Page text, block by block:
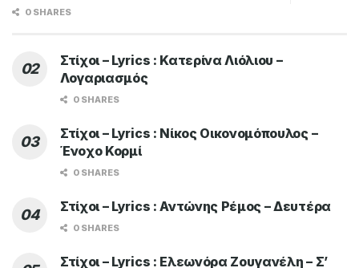
0 SHARES
Στίχοι – Lyrics : Κατερίνα Λιόλιου –
Λογαριασμός
0 SHARES
Στίχοι – Lyrics : Νίκος Οικονομόπουλος –
Ένοχο Κορμί
0 SHARES
Στίχοι – Lyrics : Αντώνης Ρέμος – Δευτέρα
0 SHARES
Στίχοι – Lyrics : Ελεωνόρα Ζουγανέλη – Σ’